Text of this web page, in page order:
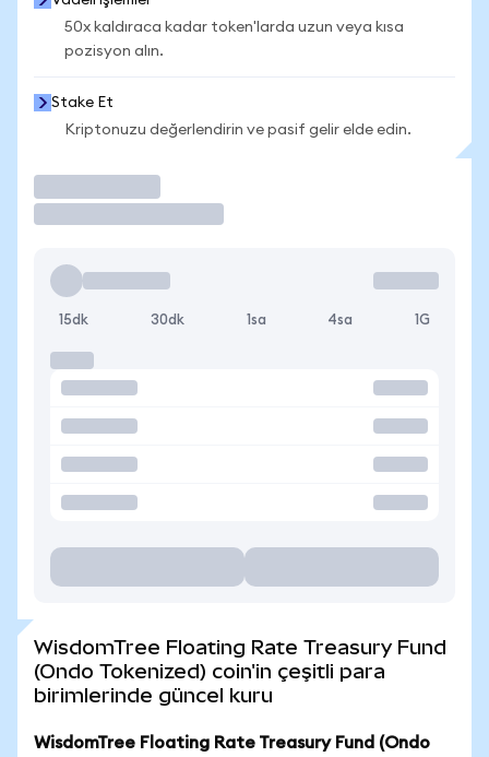
50x kaldıraca kadar token'larda uzun veya kısa
pozisyon alın.
Stake Et
Kriptonuzu değerlendirin ve pasif gelir elde edin.
15dk 30dk 1sa 4sa 1G
WisdomTree Floating Rate Treasury Fund
(Ondo Tokenized) coin'in çeşitli para
birimlerinde güncel kuru
WisdomTree Floating Rate Treasury Fund (Ondo